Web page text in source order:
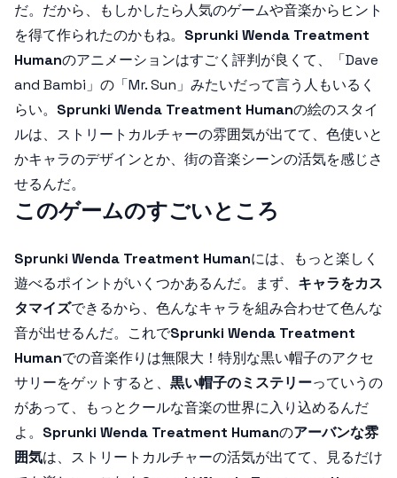
だ。だから、もしかしたら人気のゲームや音楽からヒント
を得て作られたのかもね。 Sprunki Wenda Treatment
Humanのアニメーションはすごく評判が良くて、「Dave
and Bambi」の「Mr. Sun」みたいだって言う人もいるく
らい。 Sprunki Wenda Treatment Humanの絵のスタイ
ルは、ストリートカルチャーの雰囲気が出てて、色使いと
かキャラのデザインとか、街の音楽シーンの活気を感じさ
せるんだ。
このゲームのすごいところ
Sprunki Wenda Treatment Humanには、もっと楽しく
遊べるポイントがいくつかあるんだ。まず、 キャラをカス
タマイズできるから、色んなキャラを組み合わせて色んな
音が出せるんだ。これでSprunki Wenda Treatment
Humanでの音楽作りは無限大！特別な黒い帽子のアクセ
サリーをゲットすると、 黒い帽子のミステリーっていうの
があって、もっとクールな音楽の世界に入り込めるんだ
よ。 Sprunki Wenda Treatment Humanのアーバンな雰
囲気は、ストリートカルチャーの活気が出てて、見るだけ